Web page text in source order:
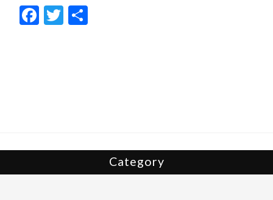
F
ac
T
w
Category